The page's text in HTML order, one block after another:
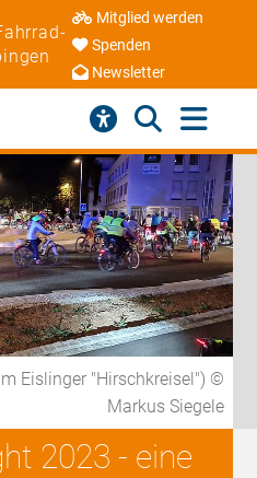
Mitglied werden
Spenden
Newsletter
Eislinger "Hirschkreisel") ©
Markus Siegele
2023 - eine